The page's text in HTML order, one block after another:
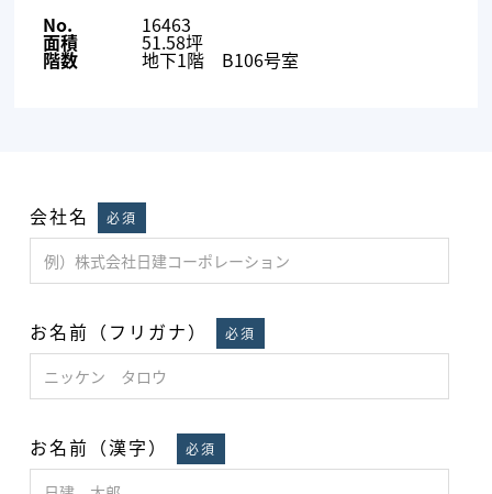
No. 16463
面積 51.58坪
階数 地下1階 B106号室
会社名 必須
お名前（フリガナ） 必須
お名前（漢字） 必須